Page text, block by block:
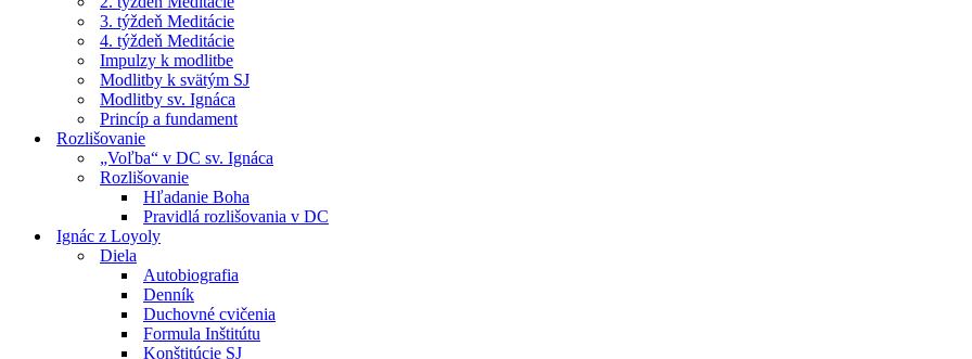
3. týždeň Meditácie
4. týždeň Meditácie
Impulzy k modlitbe
Modlitby k svätým SJ
Modlitby sv. Ignáca
Princíp a fundament
Rozlišovanie
„Voľba“ v DC sv. Ignáca
Rozlišovanie
Hľadanie Boha
Pravidlá rozlišovania v DC
Ignác z Loyoly
Diela
Autobiografia
Denník
Duchovné cvičenia
Formula Inštitútu
Konštitúcie SJ